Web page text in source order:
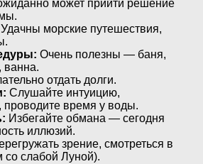
может прийти решение
Удачны морские путешествия,
Очень полезны — баня,
ванна.
отдать долги.
Слушайте интуицию,
проводите время у воды.
Избегайте обмана — сегодня
иллюзий.
зрение, смотреться в
со слабой Луной).